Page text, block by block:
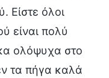
Είστε όλοι
είναι πολύ
ολόψυχα στο
τα πήγα καλά